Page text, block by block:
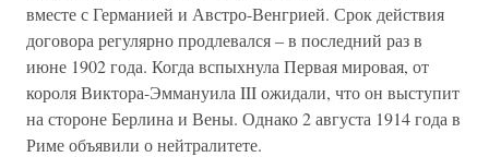
вместе с Германией и Австро-Венгрией. Срок действия
договора регулярно продлевался – в последний раз в
июне 1902 года. Когда вспыхнула Первая мировая, от
короля Виктора-Эммануила III ожидали, что он выступит
на стороне Берлина и Вены. Однако 2 августа 1914 года в
Риме объявили о нейтралитете.